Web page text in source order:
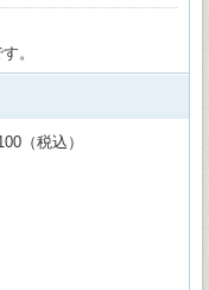
。
（税込）